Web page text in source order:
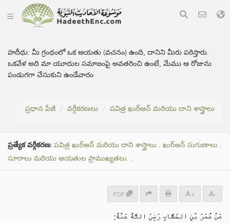
హదీథు:మీ గ్రంథంలో ఒక ఆయతు (వచనం) ఉంది, దానిని మీరు పఠిస్తారు.
ఒకవేళ అది మా యూదుల సమాజంపై అవతరించి ఉంటే, మేము ఆ రోజును
పండుగగా చేసుకుని ఉండేవారం
ప్రధాన పేజీ వర్గీకరణలు పవిత్ర ఖుర్ఆన్ మరియు దాని శాస్త్రాలు
ప్రత్యేక వర్గీకరణ: పవిత్ర ఖుర్ఆన్ మరియు దాని శాస్త్రాలు . ఖుర్ఆన్ సుగుణాలు .
సూరాలు మరియు ఆయతుల ప్రాముఖ్యతలు. .
PDF + -
عَنْ عُمَرَ بْنِ الخَطَّابِ رَضِيَ اللَّهُ عَنْهُ: